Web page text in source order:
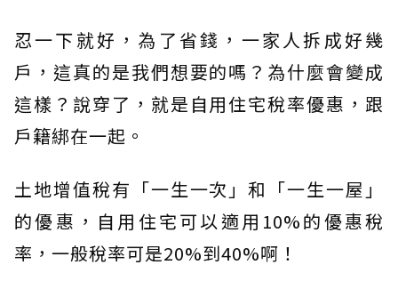
忍一下就好，為了省錢，一家人拆成好幾
戶，這真的是我們想要的嗎？為什麼會變成
這樣？說穿了，就是自用住宅稅率優惠，跟
戶籍綁在一起。
土地增值稅有「一生一次」和「一生一屋」
的優惠，自用住宅可以適用10%的優惠稅
率，一般稅率可是20%到40%啊！